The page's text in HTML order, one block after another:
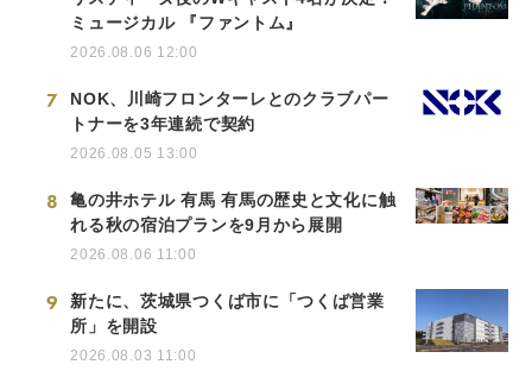
ミュージカル 『ファントム』
2026.08.06 12:00
7
NOK、川崎フロンターレとのクラブパー
トナーを3年連続で契約
2026.08.05 13:00
8
亀の井ホテル 有馬 有馬の歴史と文化に触
れる秋の宿泊プランを9月から展開
2026.08.06 11:00
9
新たに、茨城県つくば市に「つくば営業
所」を開設
2026.08.03 11:00